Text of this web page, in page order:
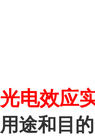
光电效应
用途和目的